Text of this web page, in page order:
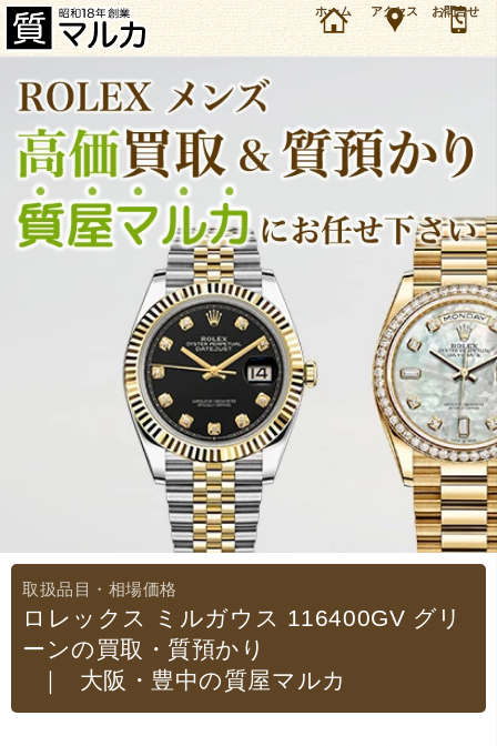
大阪・豊中市のお客様よりロレックス ミルガウス 116400GV グリーンを96万円で買取しまし
た。ロレックス メンズモデルの買取＆質預かり・質入れは大阪・豊中の質屋マルカにお任せ下
さい。（2023年10月時点の価格です）
ホーム アクセス お問合せ
ロレックス ミルガウス 116400GV グリ
ーンの買取・質預かり
｜大阪・豊中の質屋マルカ